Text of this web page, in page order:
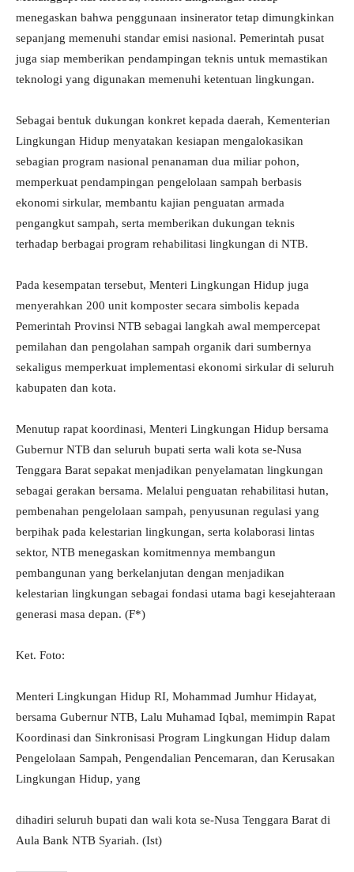
menegaskan bahwa penggunaan insinerator tetap dimungkinkan
sepanjang memenuhi standar emisi nasional. Pemerintah pusat
juga siap memberikan pendampingan teknis untuk memastikan
teknologi yang digunakan memenuhi ketentuan lingkungan.
Sebagai bentuk dukungan konkret kepada daerah, Kementerian
Lingkungan Hidup menyatakan kesiapan mengalokasikan
sebagian program nasional penanaman dua miliar pohon,
memperkuat pendampingan pengelolaan sampah berbasis
ekonomi sirkular, membantu kajian penguatan armada
pengangkut sampah, serta memberikan dukungan teknis
terhadap berbagai program rehabilitasi lingkungan di NTB.
Pada kesempatan tersebut, Menteri Lingkungan Hidup juga
menyerahkan 200 unit komposter secara simbolis kepada
Pemerintah Provinsi NTB sebagai langkah awal mempercepat
pemilahan dan pengolahan sampah organik dari sumbernya
sekaligus memperkuat implementasi ekonomi sirkular di seluruh
kabupaten dan kota.
Menutup rapat koordinasi, Menteri Lingkungan Hidup bersama
Gubernur NTB dan seluruh bupati serta wali kota se-Nusa
Tenggara Barat sepakat menjadikan penyelamatan lingkungan
sebagai gerakan bersama. Melalui penguatan rehabilitasi hutan,
pembenahan pengelolaan sampah, penyusunan regulasi yang
berpihak pada kelestarian lingkungan, serta kolaborasi lintas
sektor, NTB menegaskan komitmennya membangun
pembangunan yang berkelanjutan dengan menjadikan
kelestarian lingkungan sebagai fondasi utama bagi kesejahteraan
generasi masa depan. (F*)
Ket. Foto:
Menteri Lingkungan Hidup RI, Mohammad Jumhur Hidayat,
bersama Gubernur NTB, Lalu Muhamad Iqbal, memimpin Rapat
Koordinasi dan Sinkronisasi Program Lingkungan Hidup dalam
Pengelolaan Sampah, Pengendalian Pencemaran, dan Kerusakan
Lingkungan Hidup, yang
dihadiri seluruh bupati dan wali kota se-Nusa Tenggara Barat di
Aula Bank NTB Syariah. (Ist)